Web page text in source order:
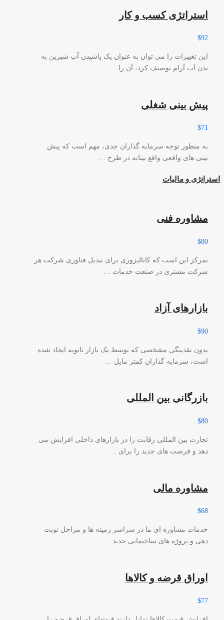
استراتژی کسب و کار
$92
این تغییرات را می توان به عنوان یک پاشیدن آب شیرین به
بدن آب آرام توصیف کرد، آن را …
پیش بینی شغلی
$71
به منظور توجه سرمایه گذاران جدی، مهم است که پیش
بینی های واقعی واقع بینانه در طرح …
استراتژی و مالیات
مشاوره فنی
$80
تمرکز این است که کاتالیزوری برای تبدیل فناوری شرکت هر
شرکت مشتری در صنعت خدمات …
بازارهای آزاد
$90
بدون نقدینگی مشخصی که توسط یک بازار ثانویه ایجاد شده
است، سرمایه گذاران کمتر مایل …
بازرگانی بین المللی
$80
تجارت بین المللی رقابت را در بازارهای داخلی افزایش می
دهد و فرصت های جدید را برای …
مشاوره مالی
$68
خدمات مشاوره ای ما در سراسر زمینه ها و مراحل نوبت
دهی و پروژه های ساختمانی جدید …
اوراق قرضه و کالاها
$77